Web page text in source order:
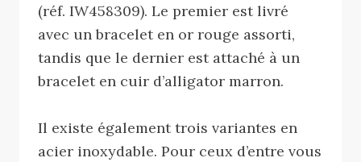
(réf. IW458309). Le premier est livré
avec un bracelet en or rouge assorti,
tandis que le dernier est attaché à un
bracelet en cuir d’alligator marron.
Il existe également trois variantes en
acier inoxydable. Pour ceux d’entre vous